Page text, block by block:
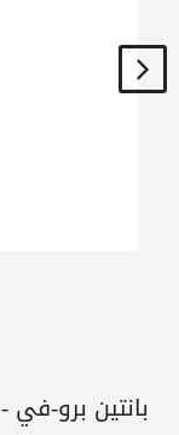
بانتين برو-في -